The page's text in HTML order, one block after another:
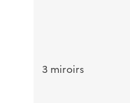
3 miroirs